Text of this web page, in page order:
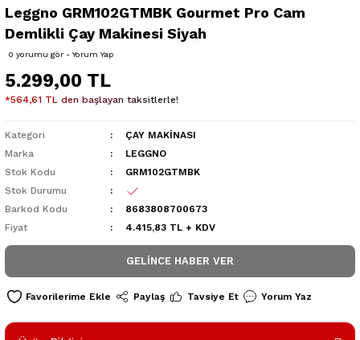
Leggno GRM102GTMBK Gourmet Pro Cam
Demlikli Çay Makinesi Siyah
0 yorumu gör - Yorum Yap
5.299,00 TL
*564,61 TL den başlayan taksitlerle!
Kategori
ÇAY MAKİNASI
Marka
LEGGNO
Stok Kodu
GRM102GTMBK
Stok Durumu
Barkod Kodu
8683808700673
Fiyat
4.415,83 TL + KDV
GELINCE HABER VER
Paylaş Tavsiye Et Yorum Yaz